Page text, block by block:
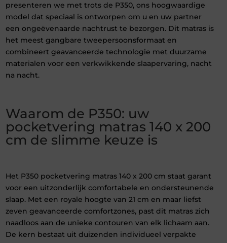
presenteren we met trots de P350, ons hoogwaardige
model dat speciaal is ontworpen om u en uw partner
een ongeëvenaarde nachtrust te bezorgen. Dit matras is
het meest gangbare tweepersoonsformaat en
combineert geavanceerde technologie met duurzame
materialen voor een verkwikkende slaapervaring, nacht
na nacht.
Waarom de P350: uw
pocketvering matras 140 x 200
cm de slimme keuze is
Het P350 pocketvering matras 140 x 200 cm staat garant
voor een uitzonderlijk comfortabele en ondersteunende
slaap. Met een royale hoogte van 21 cm en maar liefst
zeven geavanceerde comfortzones, past dit matras zich
naadloos aan de unieke contouren van elk lichaam aan.
De kern bestaat uit duizenden individueel verpakte